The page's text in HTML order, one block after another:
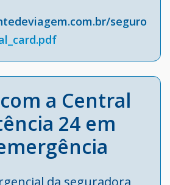
seguro
a Central
24 em